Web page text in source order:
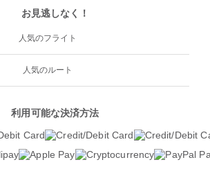
お見逃しなく！
人気のフライト
人気のルート
利用可能な決済方法